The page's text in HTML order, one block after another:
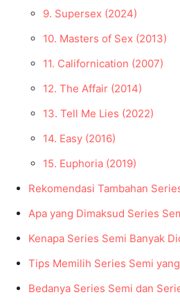
9. Supersex (2024)
10. Masters of Sex (2013)
11. Californication (2007)
12. The Affair (2014)
13. Tell Me Lies (2022)
14. Easy (2016)
15. Euphoria (2019)
Rekomendasi Tambahan
Apa yang Dimaksud Series
Kenapa Series Semi Banyak
Tips Memilih Series Semi
Bedanya Series Semi dan